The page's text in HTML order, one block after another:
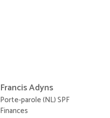
FrancisAdyns
Porte-parole (NL) SPF
Finances